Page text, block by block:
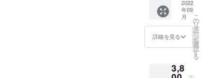
の18種
類の調
味料を
ブレン
ドして
麻 主
原料の
原産国
日本 13
種類の
調味料
をブレ
まし
た。プ
2022
年09
月
詳細を見る
こ
の
リ
タ
ー
ン
を
選
択
す
る
3,8